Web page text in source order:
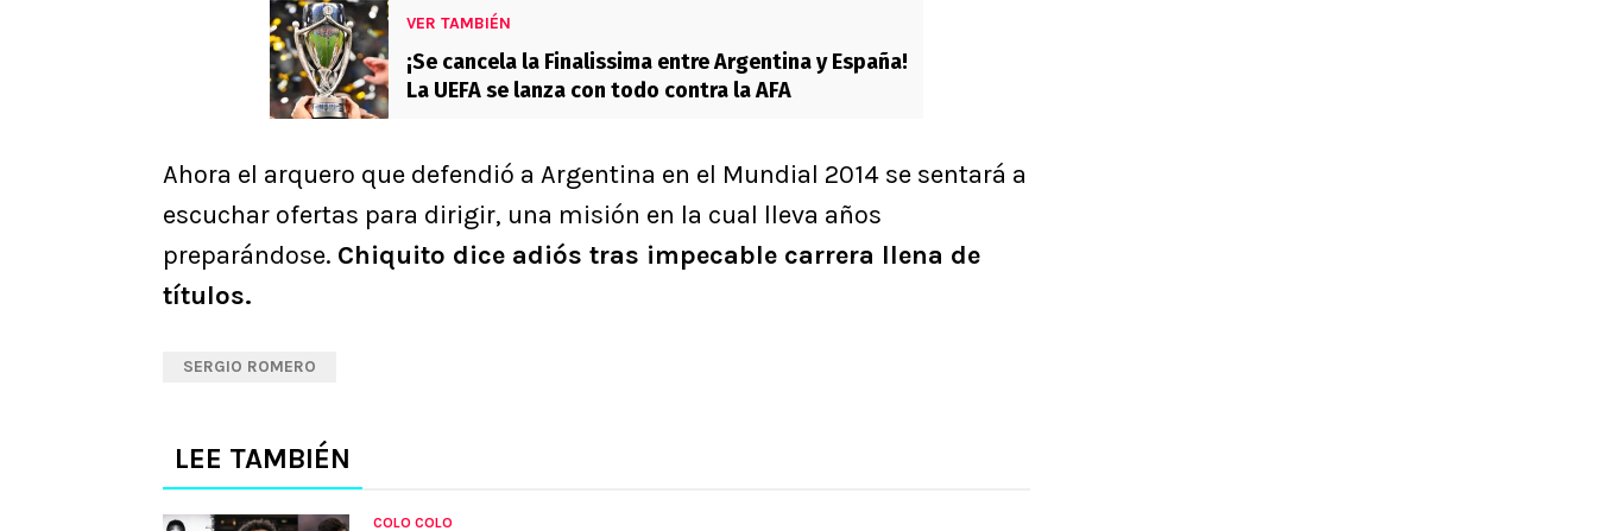
VER TAMBIÉN
¡Se cancela la Finalissima entre Argentina y España!
La UEFA se lanza con todo contra la AFA
Ahora el arquero que defendió a Argentina en el Mundial 2014 se sentará a
escuchar ofertas para dirigir, una misión en la cual lleva años
preparándose. Chiquito dice adiós tras impecable carrera llena de
títulos.
SERGIO ROMERO
LEE TAMBIÉN
COLO COLO